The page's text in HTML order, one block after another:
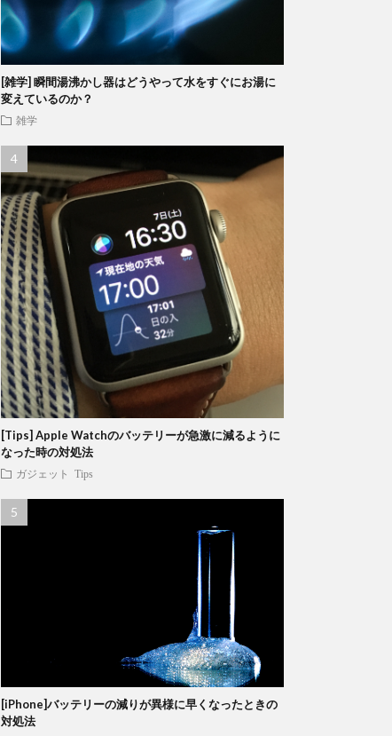
[雑学] 瞬間湯沸かし器はどうやって水をすぐにお湯に
変えているのか？
雑学
[Tips] Apple Watchのバッテリーが急激に減るように
なった時の対処法
ガジェット Tips
[iPhone]バッテリーの減りが異様に早くなったときの
対処法